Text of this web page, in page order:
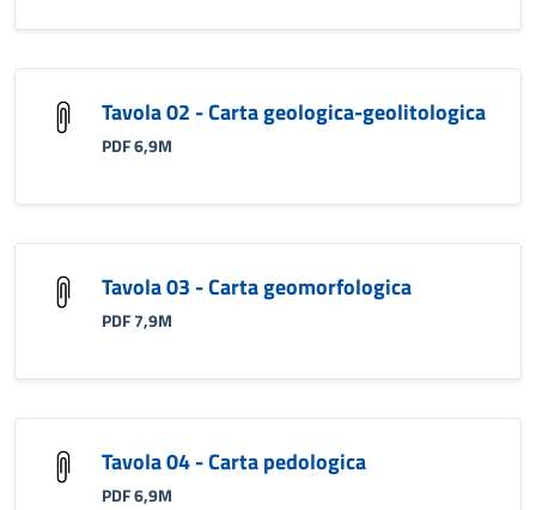
Tavola 02 - Carta geologica-geolitologica
PDF 6,9M
Tavola 03 - Carta geomorfologica
PDF 7,9M
Tavola 04 - Carta pedologica
PDF 6,9M